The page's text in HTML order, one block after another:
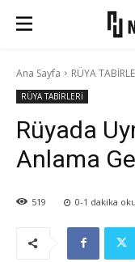
Ana Sayfa RÜYA
RÜYA TABİRLERİ
Rüyada
Anlama
519 0-1 dakika